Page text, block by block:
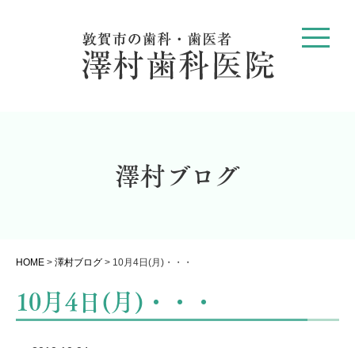
澤村ブログ
HOME > 澤村ブログ > 10月4日(月)・・・
10月4日(月)・・・